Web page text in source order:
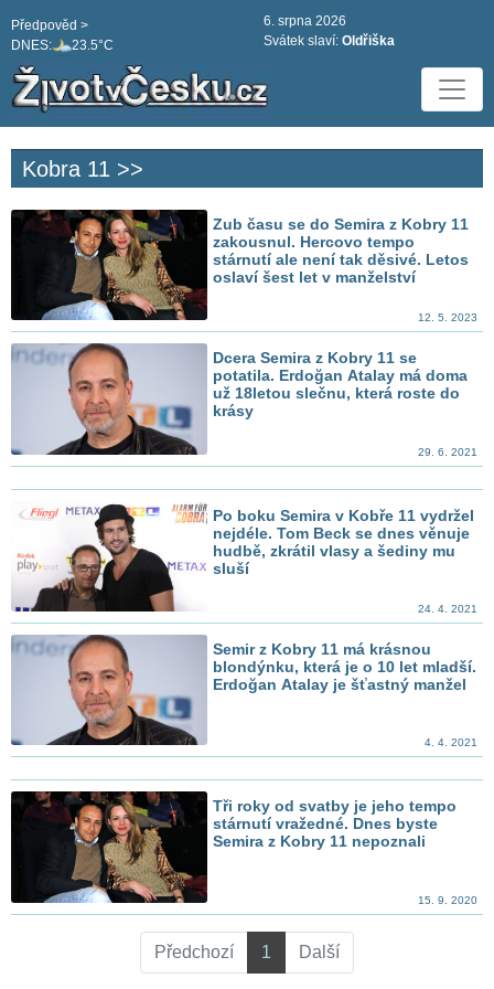
DNES: 23.5°C
Předpověd >
6. srpna 2026
Svátek slaví: Oldřiška
Kobra 11 >>
Zub času se do Semira z Kobry 11
zakousnul. Hercovo tempo
stárnutí ale není tak děsivé. Letos
oslaví šest let v manželství
12. 5. 2023
Dcera Semira z Kobry 11 se
potatila. Erdoğan Atalay má doma
už 18letou slečnu, která roste do
krásy
29. 6. 2021
Po boku Semira v Kobře 11 vydržel
nejdéle. Tom Beck se dnes věnuje
hudbě, zkrátil vlasy a šediny mu
sluší
24. 4. 2021
Semir z Kobry 11 má krásnou
blondýnku, která je o 10 let mladší.
Erdoğan Atalay je šťastný manžel
4. 4. 2021
Tři roky od svatby je jeho tempo
stárnutí vražedné. Dnes byste
Semira z Kobry 11 nepoznali
15. 9. 2020
Předchozí 1 Další